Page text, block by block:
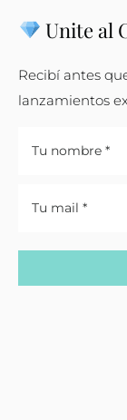
Unite al
Recibí antes
lanzamientos